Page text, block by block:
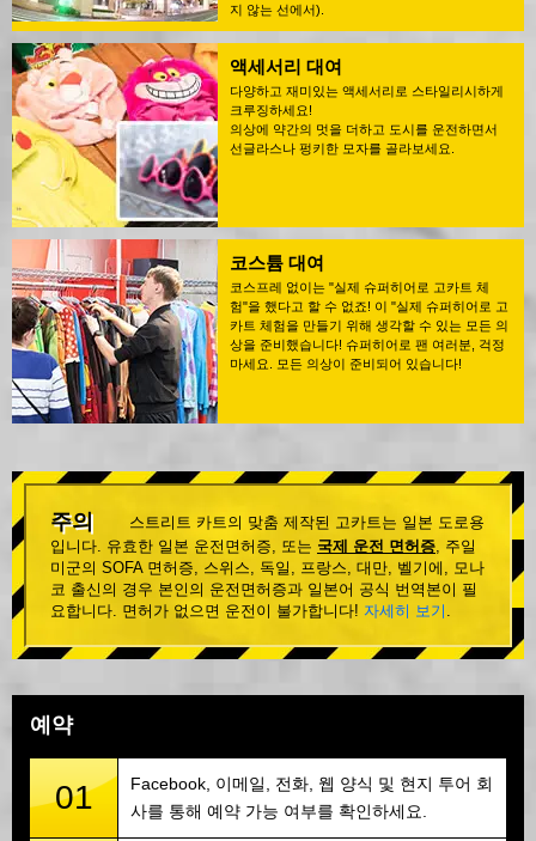
지 않는 선에서).
액세서리 대여
다양하고 재미있는 액세서리로 스타일리시하게
크루징하세요!
의상에 약간의 멋을 더하고 도시를 운전하면서
선글라스나 펑키한 모자를 골라보세요.
코스튬 대여
코스프레 없이는 "실제 슈퍼히어로 고카트 체
험"을 했다고 할 수 없죠! 이 "실제 슈퍼히어로 고
카트 체험을 만들기 위해 생각할 수 있는 모든 의
상을 준비했습니다! 슈퍼히어로 팬 여러분, 걱정
마세요. 모든 의상이 준비되어 있습니다!
주의
스트리트 카트의 맞춤 제작된 고카트는 일본 도로용
입니다. 유효한 일본 운전면허증, 또는 국제 운전 면허증, 주일
미군의 SOFA 면허증, 스위스, 독일, 프랑스, 대만, 벨기에, 모나
코 출신의 경우 본인의 운전면허증과 일본어 공식 번역본이 필
요합니다. 면허가 없으면 운전이 불가합니다! 자세히 보기 .
예약
01
Facebook, 이메일, 전화, 웹 양식 및 현지 투어 회
사를 통해 예약 가능 여부를 확인하세요.